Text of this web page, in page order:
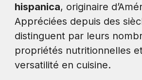
hispanica, originaire
Appréciées depuis des
distinguent par leurs
propriétés nutritionnelles
versatilité en cuisine.